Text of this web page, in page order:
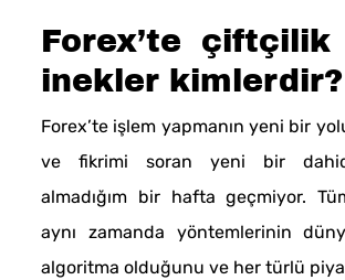
Forex’te çiftçilik
inekler kimlerdir?
Forex’te işlem yapmanın yeni bir
ve fikrimi soran yeni bir
almadığım bir hafta geçmiyor.
aynı zamanda yöntemlerinin
algoritma olduğunu ve her türlü